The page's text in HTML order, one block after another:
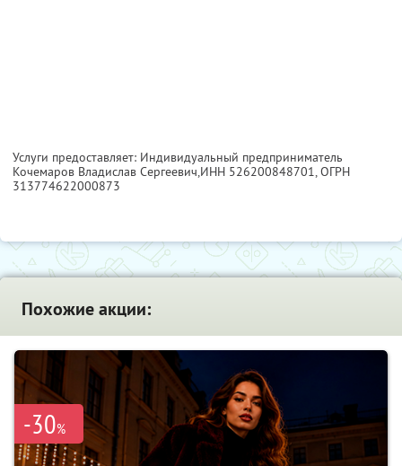
Услуги предоставляет: Индивидуальный предприниматель
Кочемаров Владислав Сергеевич,ИНН 526200848701, ОГРН
313774622000873
Похожие акции:
-30%